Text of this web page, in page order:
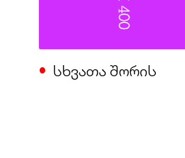
სხვათა შორის